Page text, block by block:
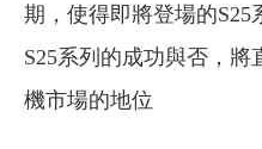
期，使得即將登場的S25
S25系列的成功與否，
機市場的地位